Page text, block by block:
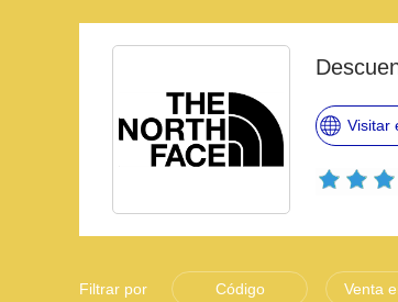
Visitar
Filtrar por Código Venta